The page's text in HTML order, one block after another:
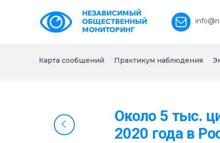
НЕЗАВИСИМЫЙ
ОБЩЕСТВЕННЫЙ
МОНИТОРИНГ
Карта сообщений Практикум наблюдения
Около 5 тыс.
2020 года в